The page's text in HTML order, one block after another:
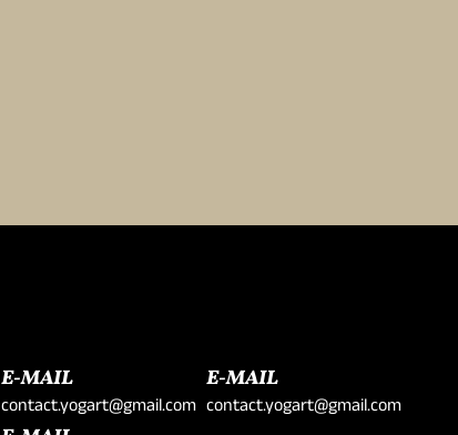
E-MAIL
contact.yogart@gmail.com
E-MAIL
contact.yogart@gmail.com